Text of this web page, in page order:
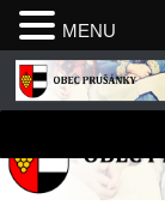
Skip to content
MENU